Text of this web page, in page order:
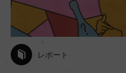
レポート